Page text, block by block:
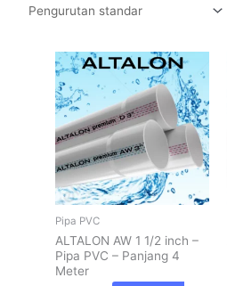
Pipa PVC
ALTALON AW 1 1/2 inch –
Pipa PVC – Panjang 4
Meter